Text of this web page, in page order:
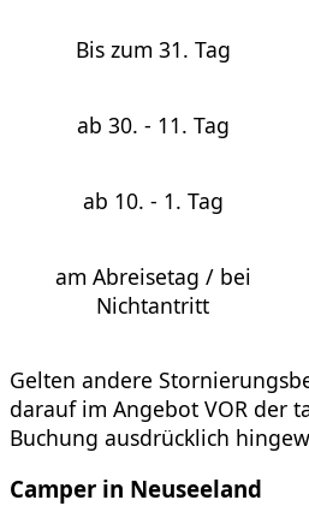
Bis zum 31. Tag
ab 30. - 11. Tag
ab 10. - 1. Tag
am Abreisetag / bei
Nichtantritt
Gelten andere
darauf im Angebot VOR der
Buchung ausdrücklich
Camper in Neuseeland